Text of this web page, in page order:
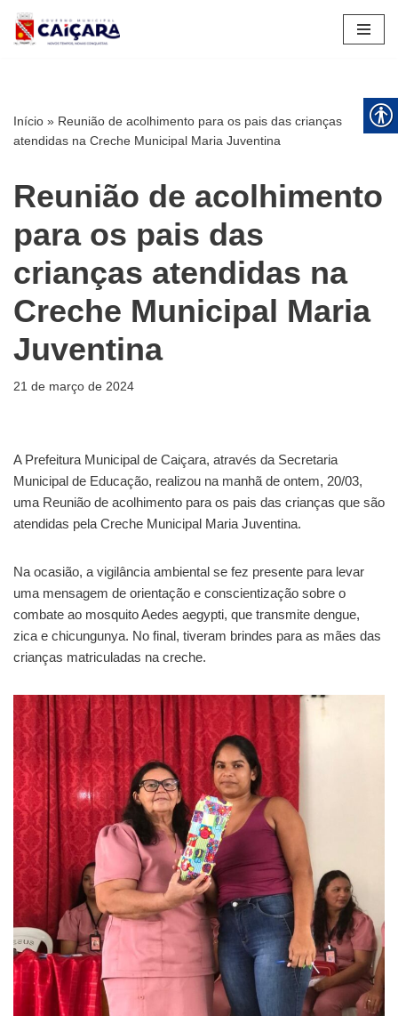
Pular
Início » Reunião de acolhimento para os pais das crianças
atendidas na Creche Municipal Maria Juventina
Reunião de acolhimento
para os pais das
crianças atendidas na
Creche Municipal Maria
Juventina
21 de março de 2024
A Prefeitura Municipal de Caiçara, através da Secretaria
Municipal de Educação, realizou na manhã de ontem, 20/03,
uma Reunião de acolhimento para os pais das crianças que são
atendidas pela Creche Municipal Maria Juventina.
Na ocasião, a vigilância ambiental se fez presente para levar
uma mensagem de orientação e conscientização sobre o
combate ao mosquito Aedes aegypti, que transmite dengue,
zica e chicungunya. No final, tiveram brindes para as mães das
crianças matriculadas na creche.